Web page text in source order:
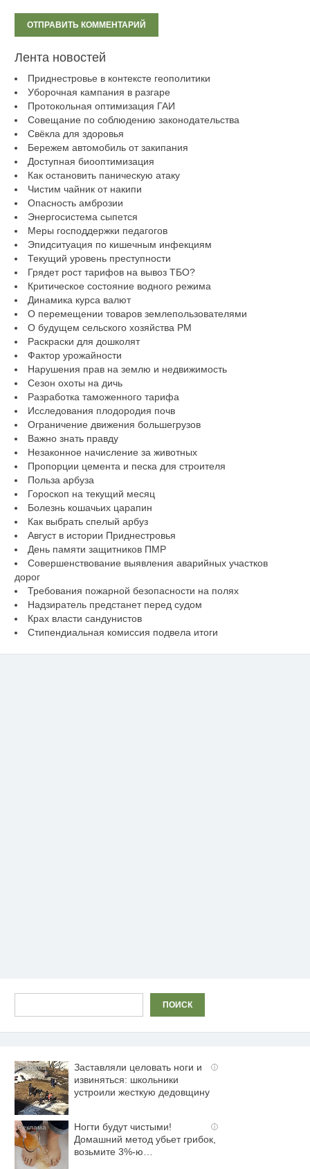
Лента новостей
Приднестровье в контексте геополитики
Уборочная кампания в разгаре
Протокольная оптимизация ГАИ
Совещание по соблюдению законодательства
Свёкла для здоровья
Бережем автомобиль от закипания
Доступная биооптимизация
Как остановить паническую атаку
Чистим чайник от накипи
Опасность амброзии
Энергосистема сыпется
Меры господдержки педагогов
Эпидситуация по кишечным инфекциям
Текущий уровень преступности
Грядет рост тарифов на вывоз ТБО?
Критическое состояние водного режима
Динамика курса валют
О перемещении товаров землепользователями
О будущем сельского хозяйства РМ
Раскраски для дошколят
Фактор урожайности
Нарушения прав на землю и недвижимость
Сезон охоты на дичь
Разработка таможенного тарифа
Исследования плодородия почв
Ограничение движения большегрузов
Важно знать правду
Незаконное начисление за животных
Пропорции цемента и песка для строителя
Польза арбуза
Гороскоп на текущий месяц
Болезнь кошачьих царапин
Как выбрать спелый арбуз
Август в истории Приднестровья
День памяти защитников ПМР
Совершенствование выявления аварийных участков
дорог
Требования пожарной безопасности на полях
Надзиратель предстанет перед судом
Крах власти сандунистов
Стипендиальная комиссия подвела итоги
ПОИСК
i
Заставляли целовать ноги и
извиняться: школьники
устроили жесткую дедовщину
i
Ногти будут чистыми!
Домашний метод убьет грибок,
возьмите 3%-ю…